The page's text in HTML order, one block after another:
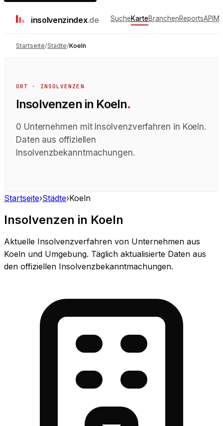
insolvenzindex.de SucheKarteBranchenReportsAPI
Startseite/Städte/Koeln
ORT · INSOLVENZEN
Insolvenzenin Koeln.
0 Unternehmen mit Insolvenzverfahren in Koeln.
Daten aus offiziellen
Insolvenzbekanntmachungen.
Startseite›Städte›Koeln
Insolvenzen in Koeln
Aktuelle Insolvenzverfahren von Unternehmen aus
Koeln und Umgebung. Täglich aktualisierte Daten aus
den offiziellen Insolvenzbekanntmachungen.